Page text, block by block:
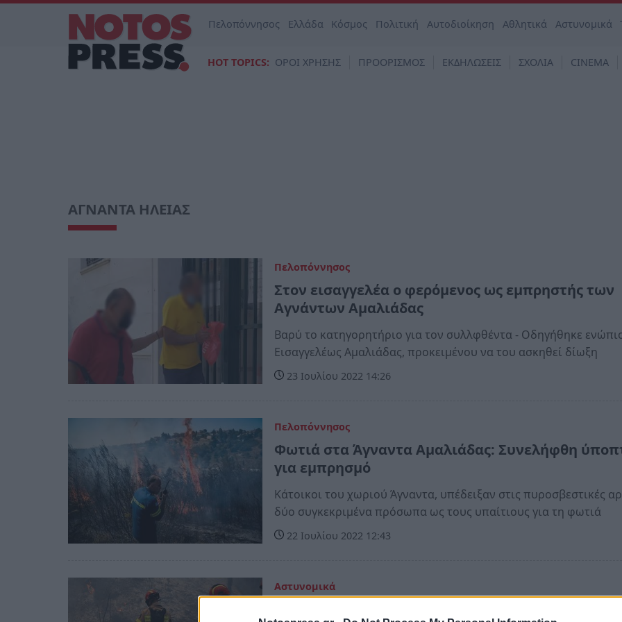
Πελοπόννησος Ελλάδα Κόσμος Πολιτική Αυτοδιοίκηση Αθλητικά Αστυνομικά
HOT TOPICS: ΟΡΟΙ ΧΡΗΣΗΣ ΠΡΟΟΡΙΣΜΟΣ ΕΚΔΗΛΩΣΕΙΣ ΣΧΟΛΙΑ CINEMA
ΑΓΝΑΝΤΑ ΗΛΕΙΑΣ
Πελοπόννησος
Στον εισαγγελέα ο φερόμενος ως εμπρηστής των
Αγνάντων Αμαλιάδας
Βαρύ το κατηγορητήριο για τον συλλφθέντα - Οδηγήθηκε
Εισαγγελέως Αμαλιάδας, προκειμένου να του ασκηθεί δίωξη
23 Ιουλίου 2022 14:26
Πελοπόννησος
Φωτιά στα Άγναντα Αμαλιάδας: Συνελήφθη
για εμπρησμό
Κάτοικοι του χωριού Άγναντα, υπέδειξαν στις πυροσβεστικές
δύο συγκεκριμένα πρόσωπα ως τους υπαίτιους για τη φωτιά
22 Ιουλίου 2022 12:43
Αστυνομικά